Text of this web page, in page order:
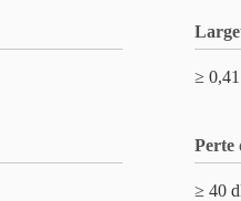
≥
Perte
≥ 40